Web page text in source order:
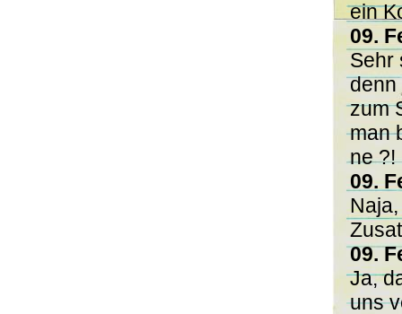
ein
09.
Sehr
denn
zum
man
ne ?!
09.
09.
Ja,
uns